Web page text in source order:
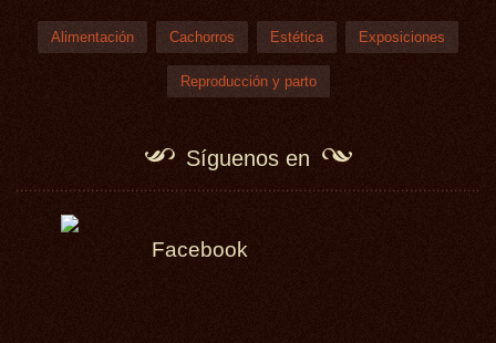
Alimentación Cachorros Estética Exposiciones
Reproducción y parto
Síguenos en
Facebook